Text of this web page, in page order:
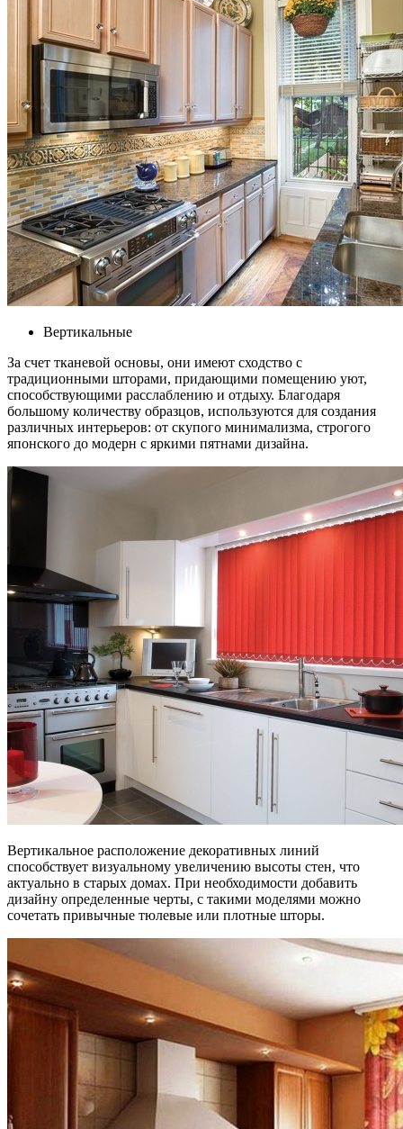
Вертикальные
За счет тканевой основы, они имеют сходство с
традиционными шторами, придающими помещению уют,
способствующими расслаблению и отдыху. Благодаря
большому количеству образцов, используются для создания
различных интерьеров: от скупого минимализма, строгого
японского до модерн с яркими пятнами дизайна.
Вертикальное расположение декоративных линий
способствует визуальному увеличению высоты стен, что
актуально в старых домах. При необходимости добавить
дизайну определенные черты, с такими моделями можно
сочетать привычные тюлевые или плотные шторы.